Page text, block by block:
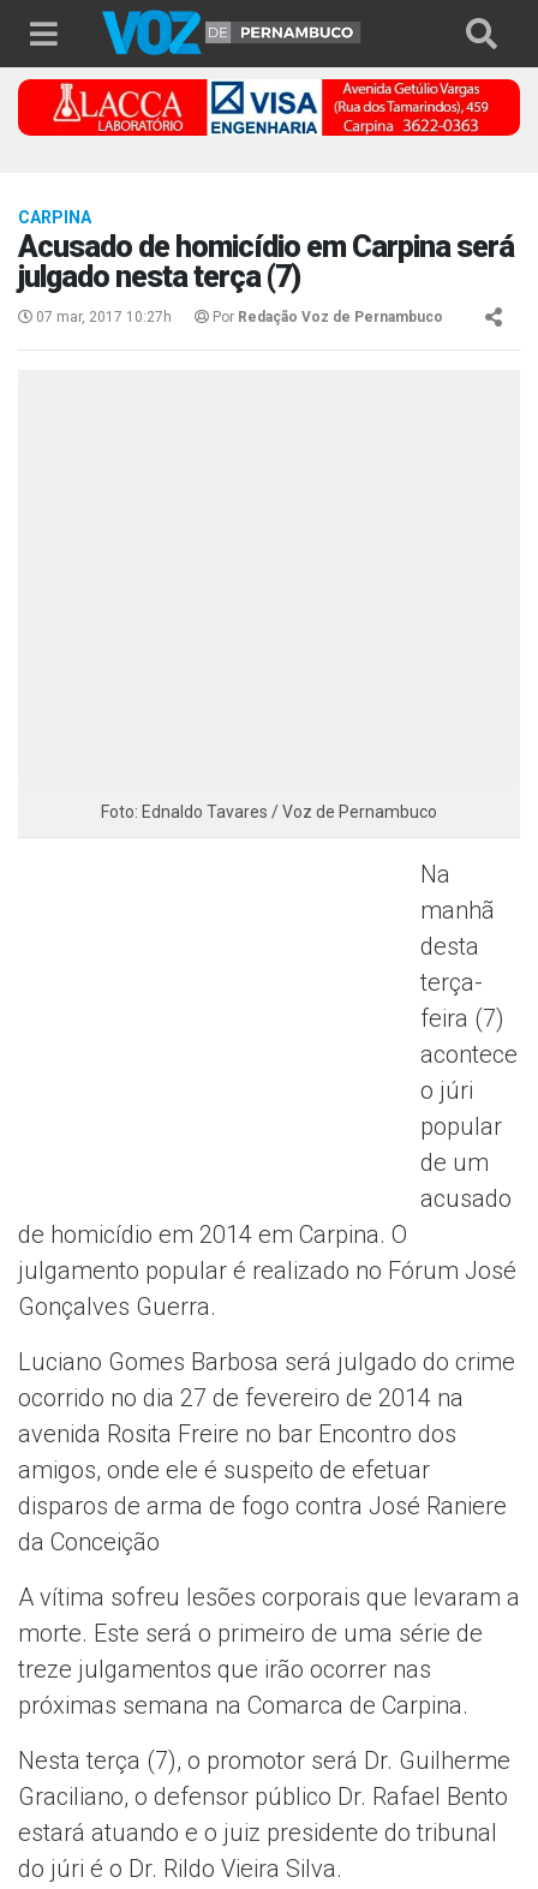
CARPINA
Acusado de homicídio em Carpina será
julgado nesta terça (7)
07 mar, 2017 10:27h Por Redação Voz de Pernambuco
Foto: Ednaldo Tavares / Voz de Pernambuco
Na
manhã
desta
terça-
feira (7)
acontece
o júri
popular
de um
acusado
de homicídio em 2014 em Carpina. O
julgamento popular é realizado no Fórum José
Gonçalves Guerra.
Luciano Gomes Barbosa será julgado do crime
ocorrido no dia 27 de fevereiro de 2014 na
avenida Rosita Freire no bar Encontro dos
amigos, onde ele é suspeito de efetuar
disparos de arma de fogo contra José Raniere
da Conceição
A vítima sofreu lesões corporais que levaram a
morte. Este será o primeiro de uma série de
treze julgamentos que irão ocorrer nas
próximas semana na Comarca de Carpina.
Nesta terça (7), o promotor será Dr. Guilherme
Graciliano, o defensor público Dr. Rafael Bento
estará atuando e o juiz presidente do tribunal
do júri é o Dr. Rildo Vieira Silva.